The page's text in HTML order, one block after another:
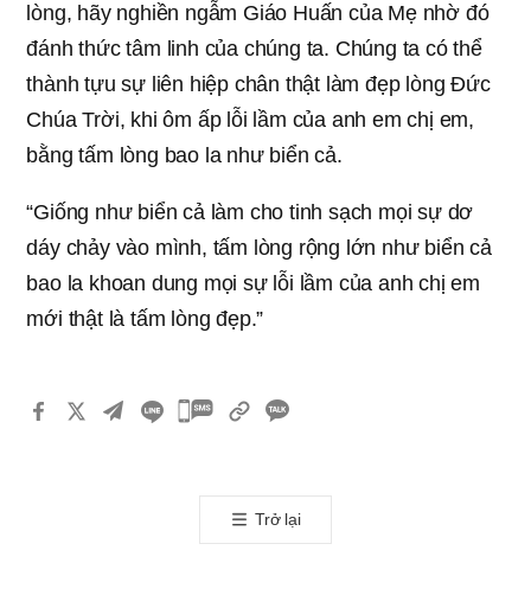
lòng, hãy nghiền ngẫm Giáo Huấn của Mẹ nhờ đó
đánh thức tâm linh của chúng ta. Chúng ta có thể
thành tựu sự liên hiệp chân thật làm đẹp lòng Đức
Chúa Trời, khi ôm ấp lỗi lầm của anh em chị em,
bằng tấm lòng bao la như biển cả.
“Giống như biển cả làm cho tinh sạch mọi sự dơ
dáy chảy vào mình, tấm lòng rộng lớn như biển cả
bao la khoan dung mọi sự lỗi lầm của anh chị em
mới thật là tấm lòng đẹp.”
카
톡
공
Trở lại